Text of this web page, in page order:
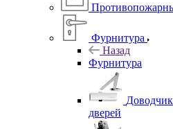
Фурнитура
Назад
Фурнитура
дверей